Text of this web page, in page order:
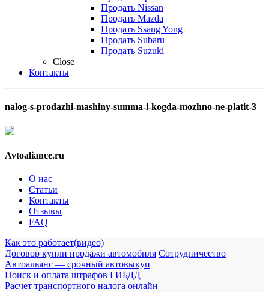
Продать Nissan
Продать Mazda
Продать Ssang Yong
Продать Subaru
Продать Suzuki
Close
Контакты
nalog-s-prodazhi-mashiny-summa-i-kogda-mozhno-ne-platit-3
Avtoaliance.ru
О нас
Статьи
Контакты
Отзывы
FAQ
Как это работает(видео)
Договор купли продажи автомобиля Сотрудничество
Автоальянс — срочный автовыкуп
Поиск и оплата штрафов ГИБДД
Расчет транспортного налога онлайн